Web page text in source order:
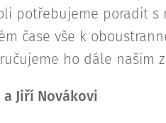
potřebujeme poradit
čase vše k
ho dále našim
a Jiří Novákovi